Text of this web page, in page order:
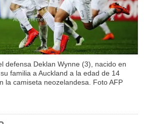
defensa Deklan Wynne (3), nacido en
familia a Auckland a la edad de 14
la camiseta neozelandesa. Foto AFP
X